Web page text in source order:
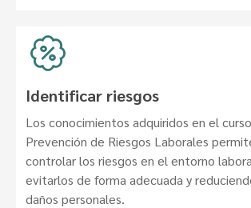
Identificar riesgos
Los conocimientos adquiridos en el
Prevención de Riesgos Laborales
controlar los riesgos en el entorno
evitarlos de forma adecuada y
daños personales.